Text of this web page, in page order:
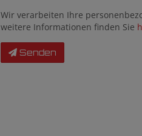
Wir verarbeiten Ihre
weitere Informationen finden Sie
Senden